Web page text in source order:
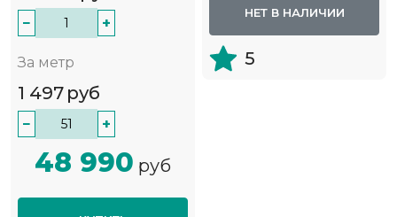
− +
За метр
1 497 руб
− +
48 990 руб
НЕТ В НАЛИЧИИ
5